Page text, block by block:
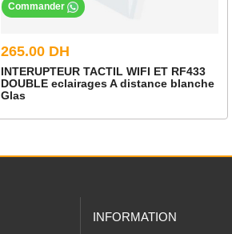
265.00 DH
INTERUPTEUR TACTIL WIFI ET RF433
DOUBLE eclairages A distance blanche
Glas
Commander
INFORMATION